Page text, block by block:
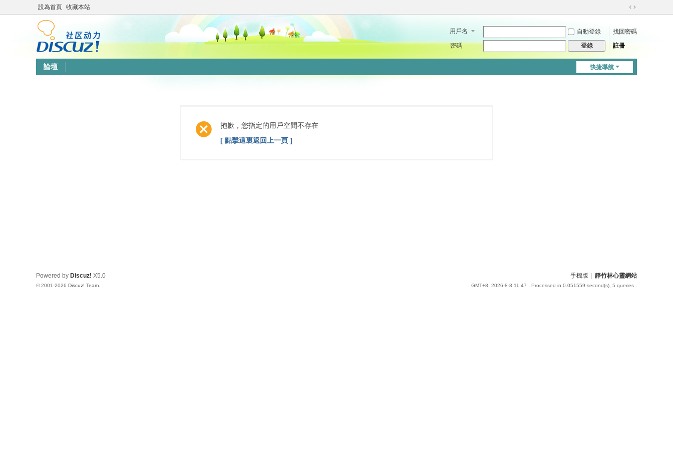
設為首頁 收藏本站
切
到
用戶名 自動登錄
找回密碼
密碼
登錄 註冊
快捷導航
論壇
抱歉，您指定的用戶空間不存在
[ 點擊這裏返回上一頁 ]
手機版 靜竹林心靈網站
GMT+8, 2026-8-8 11:47 , Processed in 0.051559 second(s), 5 queries .
Powered by Discuz! X5.0
© 2001-2026 Discuz! Team